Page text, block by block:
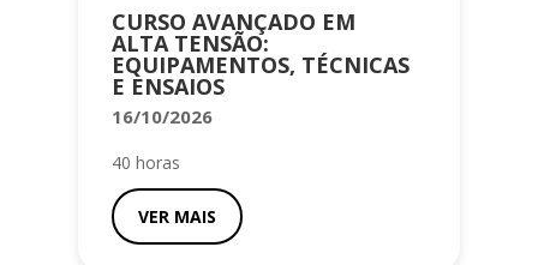
CURSO AVANÇADO EM
ALTA TENSÃO:
EQUIPAMENTOS, TÉCNICAS
E ENSAIOS
16/10/2026
40 horas
VER MAIS